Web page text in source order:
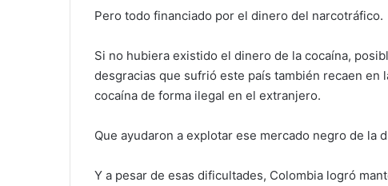
Pero todo financiado por el dinero del narcotráfico.
Si no hubiera existido el dinero de la cocaína,
desgracias que sufrió este país también recaen
cocaína de forma ilegal en el extranjero.
Que ayudaron a explotar ese mercado negro de la
Y a pesar de esas dificultades, Colombia logró